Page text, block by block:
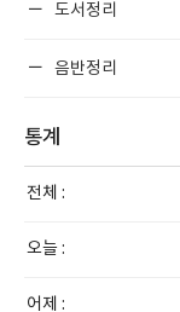
도서정리
음반정리
통계
전체 :
오늘 :
어제 :